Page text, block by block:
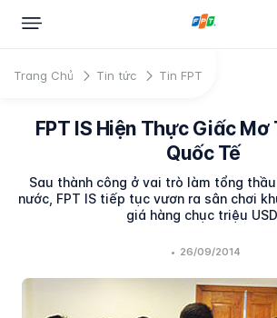
Trang Chủ Tin tức Tin FPT
FPT IS Hiện Thực Giấc
Quốc Tế
Sau thành công ở vai trò làm tổng
nước, FPT IS tiếp tục vươn ra sân chơi
giá hàng chục triệu
• 26/09/2014